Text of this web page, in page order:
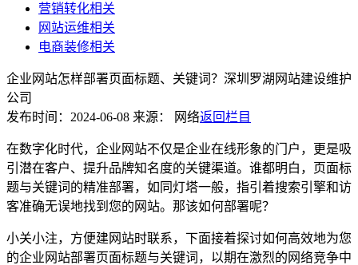
营销转化相关
网站运维相关
电商装修相关
企业网站怎样部署页面标题、关键词？深圳罗湖网站建设维护
公司
发布时间：2024-06-08 来源： 网络返回栏目
在数字化时代，企业网站不仅是企业在线形象的门户，更是吸
引潜在客户、提升品牌知名度的关键渠道。谁都明白，页面标
题与关键词的精准部署，如同灯塔一般，指引着搜索引擎和访
客准确无误地找到您的网站。那该如何部署呢？
小关小注，方便建网站时联系，下面接着探讨如何高效地为您
的企业网站部署页面标题与关键词，以期在激烈的网络竞争中